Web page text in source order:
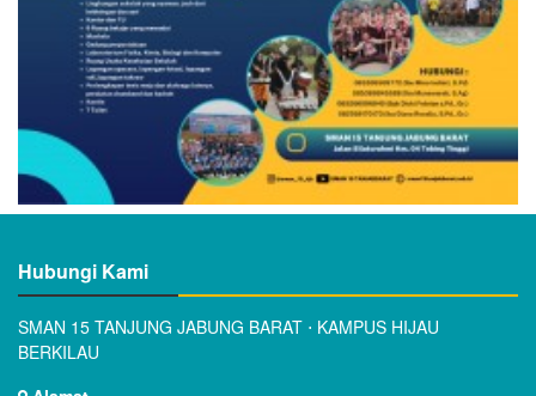
Hubungi Kami
SMAN 15 TANJUNG JABUNG BARAT ⋅ KAMPUS HIJAU
BERKILAU